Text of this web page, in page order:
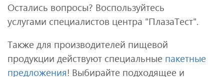
Остались вопросы? Воспользуйтесь
услугами специалистов центра "ПлазаТест".
Также для производителей пищевой
продукции действуют специальные пакетные
предложения! Выбирайте подходящее и